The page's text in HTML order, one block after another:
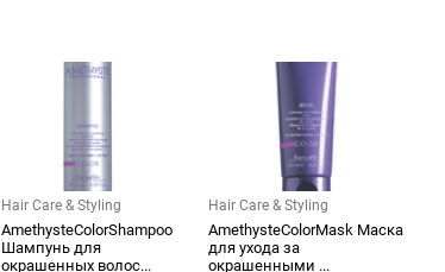
Hair Care & Styling
AmethysteColorShampoo
Шампунь для
окрашенных волос...
Hair Care & Styling
AmethysteColorMask Маска
для ухода за
окрашенными ...